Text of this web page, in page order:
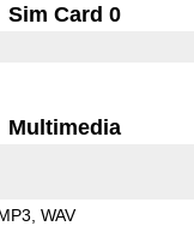
Sim Card 0
Multimedia
WAV